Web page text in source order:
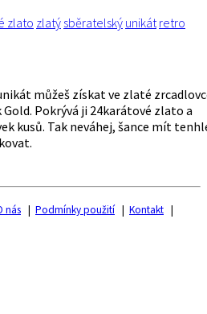
zlato zlatý sběratelský unikát retro
můžeš získat ve zlaté
Gold. Pokrývá ji 24karátové zlato a
kusů. Tak neváhej, šance mít
nás | Podmínky použití| Kontakt |